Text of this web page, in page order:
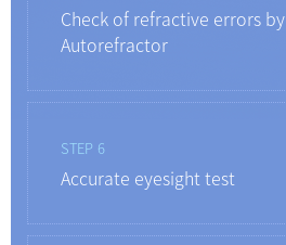
Check of refractive errors by
Autorefractor
STEP 6
Accurate eyesight test